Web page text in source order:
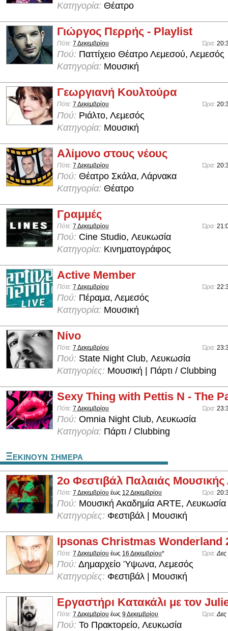
Κατηγορία: Θέατρο
Γιώργος Περρής - Playlist
Πότε: 7 Δεκεμβρίου Ώρα:
Πού: Παττίχειο Θέατρο Λεμεσού, Λεμεσός
Κατηγορία: Μουσική
Γεωργιανή Κουλτούρα
Πότε: 7 Δεκεμβρίου Ώρα:
Πού: Ριάλτο, Λεμεσός
Κατηγορία: Μουσική
Αλίμονο στους νέους
Πότε: 7 Δεκεμβρίου Ώρα:
Πού: Θέατρο Σκάλα, Λάρνακα
Κατηγορία: Θέατρο
Γραμμές
Πότε: 7 Δεκεμβρίου Ώρα:
Πού: Cine Studio, Λευκωσία
Κατηγορία: Κινηματογράφος
Active Member
Πότε: 7 Δεκεμβρίου Ώρα:
Πού: Πέραμα, Λεμεσός
Κατηγορία: Μουσική
Νίνο
Πότε: 7 Δεκεμβρίου Ώρα:
Πού: State Night Club, Λευκωσία
Κατηγορίες: Μουσική | Πάρτι / Clubbing
Sexy Thing with Pettis N - The
Πότε: 7 Δεκεμβρίου Ώρα:
Πού: Omnia Night Club, Λευκωσία
Κατηγορία: Πάρτι / Clubbing
Ξεκινουν σημερα
2ο Φεστιβάλ Παλαιάς
Πότε: 7 Δεκεμβρίου έως 12 Δεκεμβρίου Ώρα:
Πού: Μουσική Ακαδημία ARTE, Λευκωσία
Κατηγορίες: Φεστιβάλ | Μουσική
Ipsonas Christmas Wonderland
Πότε: 7 Δεκεμβρίου έως 16 Δεκεμβρίου* Ώρα:Δες
Πού: Δημαρχείο Ύψωνα, Λεμεσός
Κατηγορίες: Φεστιβάλ | Μουσική
Εργαστήρι Κατακάλι με τον
Πότε: 7 Δεκεμβρίου έως 9 Δεκεμβρίου Ώρα:Δες
Πού: Το Πρακτορείο, Λευκωσία